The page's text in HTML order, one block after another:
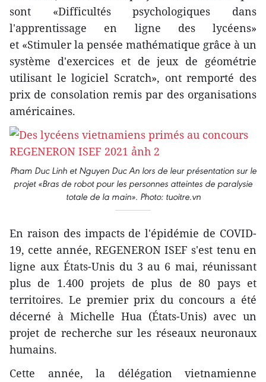
sont «Difficultés psychologiques dans
l'apprentissage en ligne des lycéens»
et «Stimuler la pensée mathématique grâce à un
système d'exercices et de jeux de géométrie
utilisant le logiciel Scratch», ont remporté des
prix de consolation remis par des organisations
américaines.
Pham Duc Linh et Nguyen Duc An lors de leur présentation sur le
projet «Bras de robot pour les personnes atteintes de paralysie
totale de la main». Photo: tuoitre.vn
En raison des impacts de l'épidémie de COVID-
19, cette année, REGENERON ISEF s'est tenu en
ligne aux États-Unis du 3 au 6 mai, réunissant
plus de 1.400 projets de plus de 80 pays et
territoires. Le premier prix du concours a été
décerné à Michelle Hua (États-Unis) avec un
projet de recherche sur les réseaux neuronaux
humains.
Cette année, la délégation vietnamienne